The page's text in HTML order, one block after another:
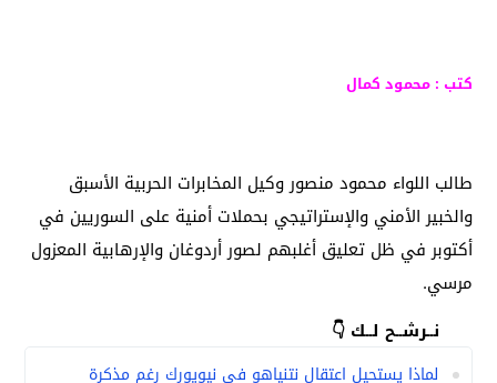
كتب : محمود كمال
طالب اللواء محمود منصور وكيل المخابرات الحربية الأسبق
والخبير الأمني والإستراتيجي بحملات أمنية على السوريين في
أكتوبر في ظل تعليق أغلبهم لصور أردوغان والإرهابية المعزول
مرسي.
نــرشــح لــك 👇
لماذا يستحيل اعتقال نتنياهو في نيويورك رغم مذكرة